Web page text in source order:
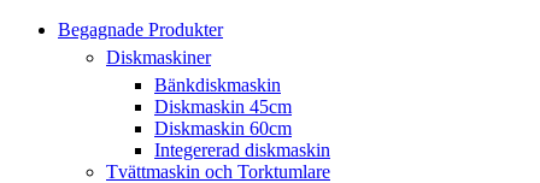
Begagnade Produkter
Diskmaskiner
Bänkdiskmaskin
Diskmaskin 45cm
Diskmaskin 60cm
Integererad diskmaskin
Tvättmaskin och Torktumlare